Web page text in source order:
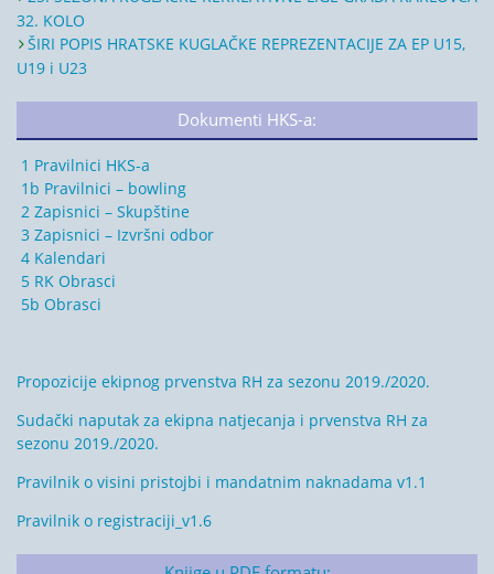
32. KOLO
ŠIRI POPIS HRATSKE KUGLAČKE REPREZENTACIJE ZA EP U15,
U19 i U23
Dokumenti HKS-a:
1 Pravilnici HKS-a
1b Pravilnici – bowling
2 Zapisnici – Skupštine
3 Zapisnici – Izvršni odbor
4 Kalendari
5 RK Obrasci
5b Obrasci
Propozicije ekipnog prvenstva RH za sezonu 2019./2020.
Sudački naputak za ekipna natjecanja i prvenstva RH za
sezonu 2019./2020.
Pravilnik o visini pristojbi i mandatnim naknadama v1.1
Pravilnik o registraciji_v1.6